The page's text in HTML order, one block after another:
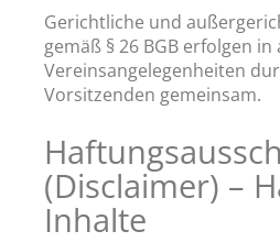
Gerichtliche und
gemäß § 26 BGB erfolgen in
Vereinsangelegenheiten
Vorsitzenden gemeinsam.
(Disclaimer) –
Inhalte